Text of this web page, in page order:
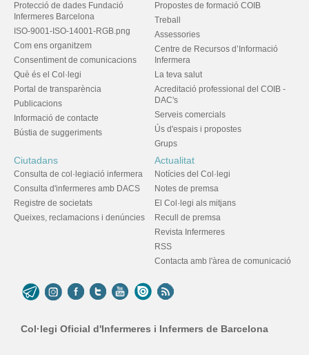
Protecció de dades Fundació
Infermeres Barcelona
ISO-9001-ISO-14001-RGB.png
Com ens organitzem
Consentiment de comunicacions
Què és el Col·legi
Portal de transparència
Publicacions
Informació de contacte
Bústia de suggeriments
Propostes de formació COIB
Treball
Assessories
Centre de Recursos d’Informació
Infermera
La teva salut
Acreditació professional del COIB -
DAC's
Serveis comercials
Ús d'espais i propostes
Grups
Ciutadans
Consulta de col·legiació infermera
Consulta d'infermeres amb DACS
Registre de societats
Queixes, reclamacions i denúncies
Actualitat
Notícies del Col·legi
Notes de premsa
El Col·legi als mitjans
Recull de premsa
Revista Infermeres
RSS
Contacta amb l'àrea de comunicació
Col·legi Oficial d'Infermeres i Infermers de Barcelona